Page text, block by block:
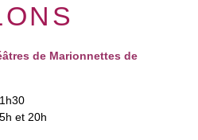
de Marionnettes de
et 20h